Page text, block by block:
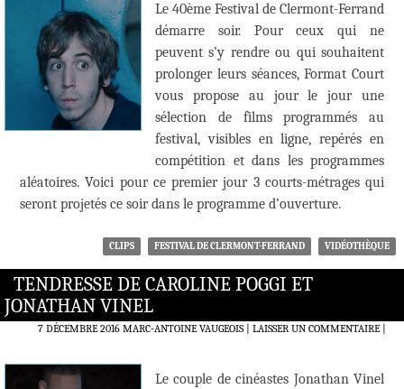
Le 40ème Festival de Clermont-Ferrand
démarre soir. Pour ceux qui ne
peuvent s’y rendre ou qui souhaitent
prolonger leurs séances, Format Court
vous propose au jour le jour une
sélection de films programmés au
festival, visibles en ligne, repérés en
compétition et dans les programmes
aléatoires. Voici pour ce premier jour 3 courts-métrages qui
seront projetés ce soir dans le programme d’ouverture.
CLIPS FESTIVAL DE CLERMONT-FERRAND VIDÉOTHÈQUE
TENDRESSE DE CAROLINE POGGI ET
JONATHAN VINEL
7 DÉCEMBRE 2016 MARC-ANTOINE VAUGEOIS LAISSER UN COMMENTAIRE|
Le couple de cinéastes Jonathan Vinel